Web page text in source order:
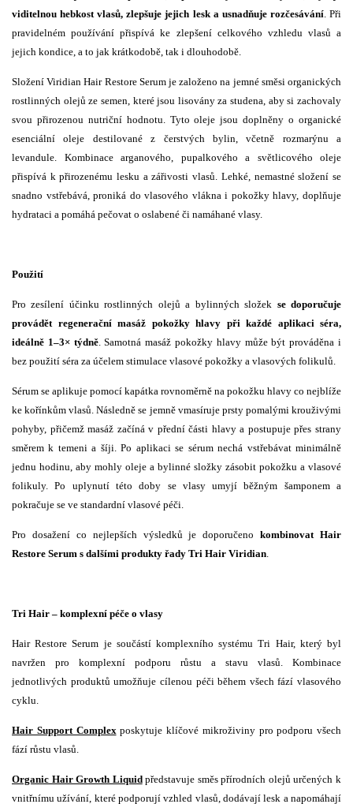
viditelnou hebkost vlasů, zlepšuje jejich lesk a usnadňuje rozčesávání. Při
pravidelném používání přispívá ke zlepšení celkového vzhledu vlasů a
jejich kondice, a to jak krátkodobě, tak i dlouhodobě.
Složení Viridian Hair Restore Serum je založeno na jemné směsi organických
rostlinných olejů ze semen, které jsou lisovány za studena, aby si zachovaly
svou přirozenou nutriční hodnotu. Tyto oleje jsou doplněny o organické
esenciální oleje destilované z čerstvých bylin, včetně rozmarýnu a
levandule. Kombinace arganového, pupalkového a světlicového oleje
přispívá k přirozenému lesku a zářivosti vlasů. Lehké, nemastné složení se
snadno vstřebává, proniká do vlasového vlákna i pokožky hlavy, doplňuje
hydrataci a pomáhá pečovat o oslabené či namáhané vlasy.
Použití
Pro zesílení účinku rostlinných olejů a bylinných složek se doporučuje
provádět regenerační masáž pokožky hlavy při každé aplikaci séra,
ideálně 1–3× týdně. Samotná masáž pokožky hlavy může být prováděna i
bez použití séra za účelem stimulace vlasové pokožky a vlasových folikulů.
Sérum se aplikuje pomocí kapátka rovnoměrně na pokožku hlavy co nejblíže
ke kořínkům vlasů. Následně se jemně vmasíruje prsty pomalými krouživými
pohyby, přičemž masáž začíná v přední části hlavy a postupuje přes strany
směrem k temeni a šíji. Po aplikaci se sérum nechá vstřebávat minimálně
jednu hodinu, aby mohly oleje a bylinné složky zásobit pokožku a vlasové
folikuly. Po uplynutí této doby se vlasy umyjí běžným šamponem a
pokračuje se ve standardní vlasové péči.
Pro dosažení co nejlepších výsledků je doporučenokombinovat Hair
Restore Serum s dalšími produkty řady Tri Hair Viridian
Tri Hair – komplexní péče o vlasy
Hair Restore Serum je součástí komplexního systému Tri Hair, který byl
navržen pro komplexní podporu růstu a stavu vlasů. Kombinace
jednotlivých produktů umožňuje cílenou péči během všech fází vlasového
cyklu.
Hair Support Complex poskytuje klíčové mikroživiny pro podporu všech
fází růstu vlasů.
Organic Hair Growth Liquidpředstavuje směs přírodních olejů určených k
vnitřnímu užívání, které podporují vzhled vlasů, dodávají lesk a napomáhají